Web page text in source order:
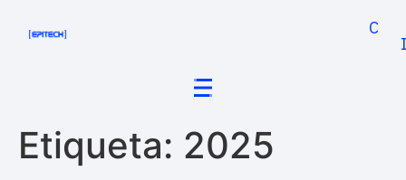
Etiqueta: 2025